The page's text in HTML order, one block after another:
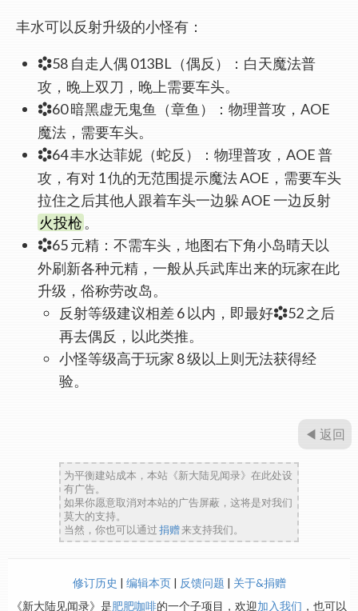
丰水可以反射升级的小怪有：
58 自走人偶 013BL（偶反）：白天魔法普
攻，晚上双刀，晚上需要车头。
60 暗黑虚无鬼鱼（章鱼）：物理普攻，AOE
魔法，需要车头。
64 丰水达菲妮（蛇反）：物理普攻，AOE 普
攻，有对 1 仇的无范围提示魔法 AOE，需要车头
拉住之后其他人跟着车头一边躲 AOE 一边反射
火投枪 。
65 元精：不需车头，地图右下角小岛晴天以
外刷新各种元精，一般从兵武库出来的玩家在此
升级，俗称劳改岛。
反射等级建议相差 6 以内，即最好
52 之后
再去偶反，以此类推。
小怪等级高于玩家 8 级以上则无法获得经
验。
◀ 返回
为平衡建站成本，本站《新大陆见闻录》在此处设
有广告。
如果你愿意取消对本站的广告屏蔽，这将是对我们
莫大的支持。
当然，你也可以通过 捐赠来支持我们。
修订历史 | 编辑本页 | 反馈问题 | 关于&捐赠
《新大陆见闻录》是肥肥咖啡的一个子项目，欢迎加入我们 ，也可以